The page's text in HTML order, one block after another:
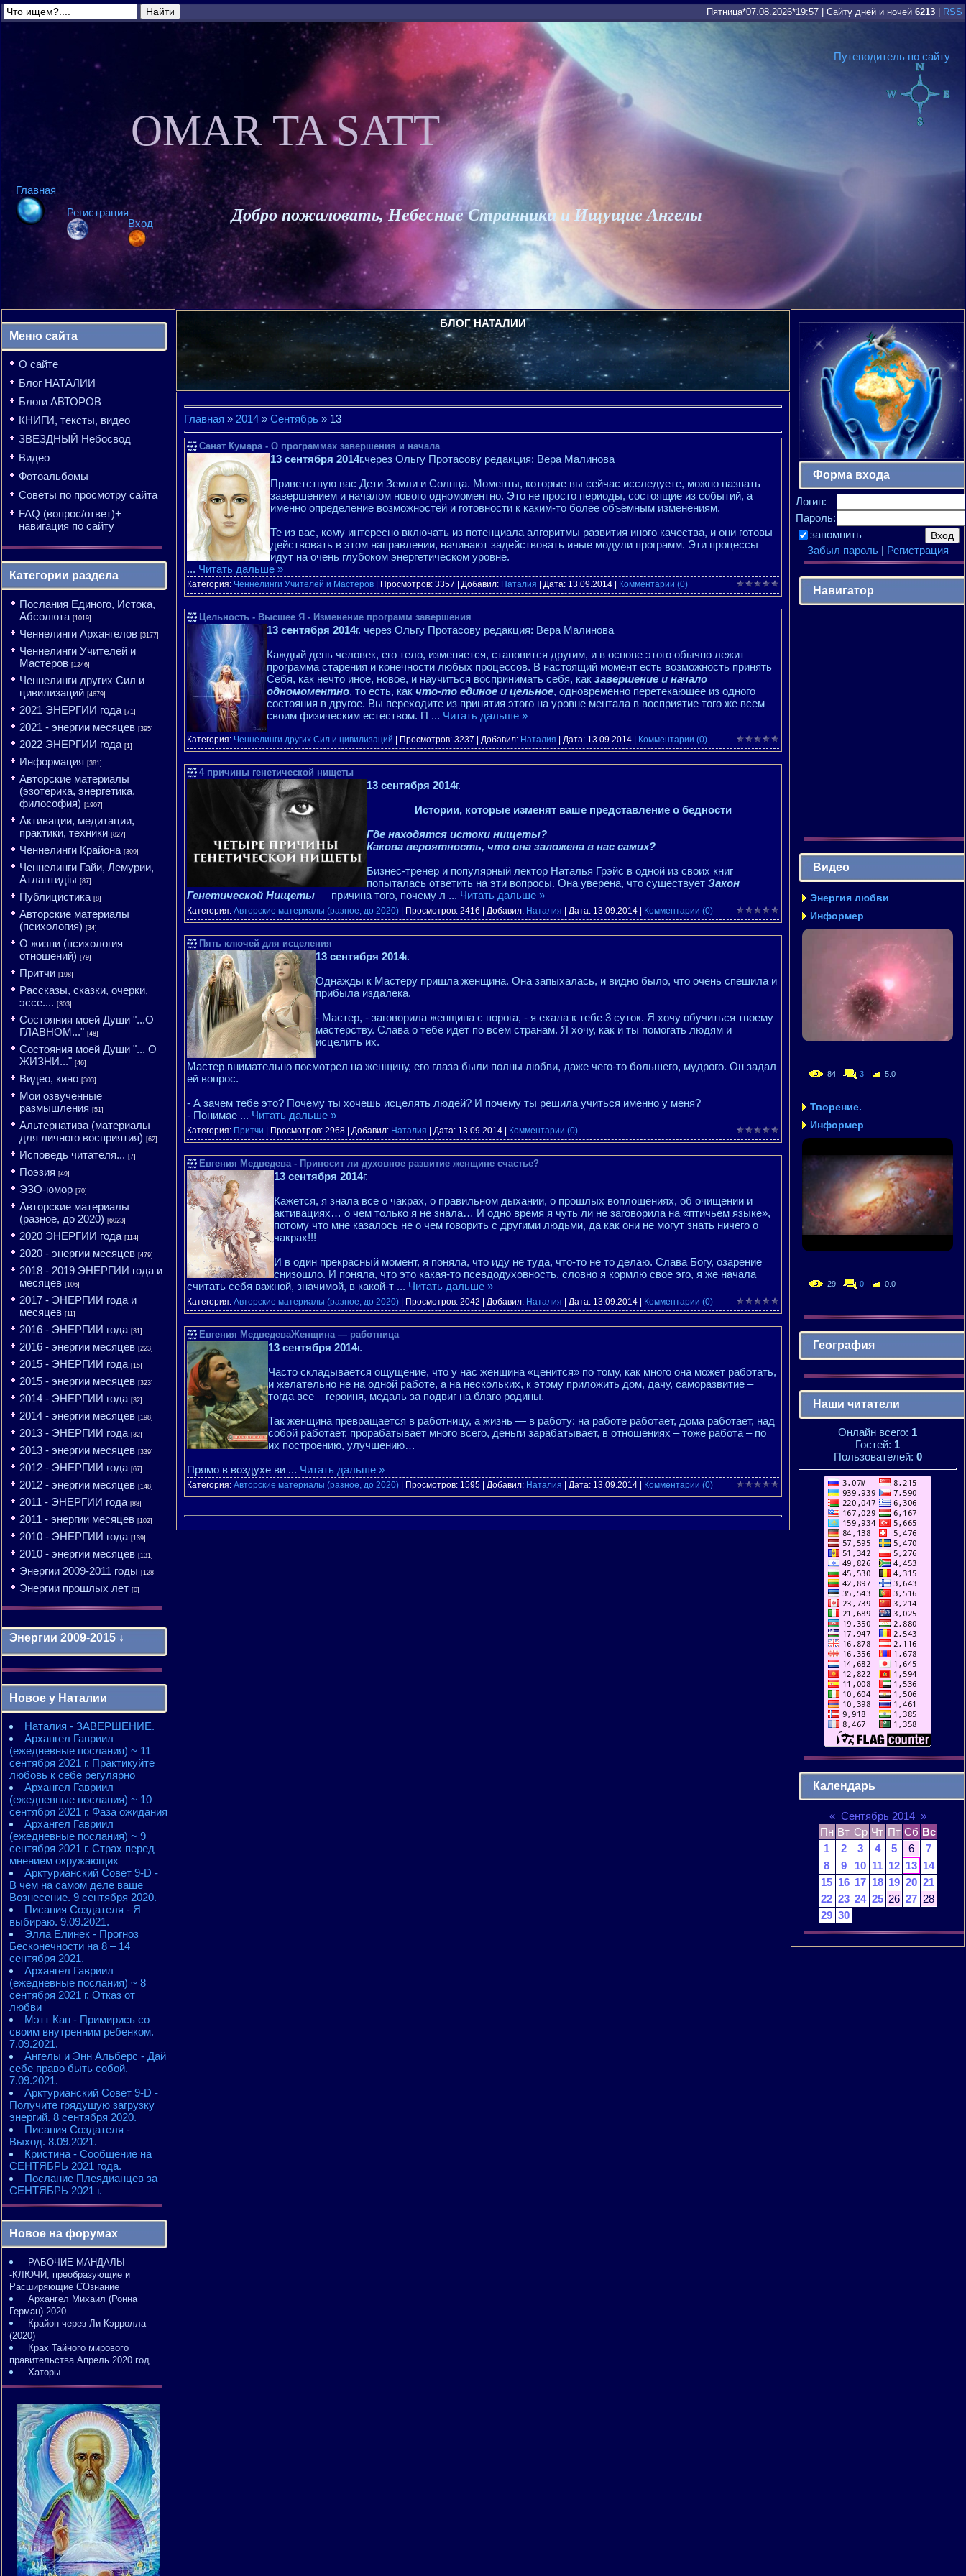
Пятница*07.08.2026*19:57 Сайту дней и ночей 6213 RSS
Путеводитель по сайту
Главная
Регистрация
Вход
OMAR TA SATT
Добро пожаловать, Небесные Странники и Ищущие Ангелы
Меню сайта
О сайте
Блог НАТАЛИИ
Блоги АВТОРОВ
КНИГИ, тексты, видео
ЗВЕЗДНЫЙ Небосвод
Видео
Фотоальбомы
Советы по просмотру сайта
FAQ (вопрос/ответ)+
навигация по сайту
Категории раздела
Послания Единого, Истока,
Абсолюта [1019]
Ченнелинги Архангелов [3177]
Ченнелинги Учителей и
Мастеров [1246]
Ченнелинги других Сил и
цивилизаций [4679]
2021 ЭНЕРГИИ года [71]
2021 - энергии месяцев [395]
2022 ЭНЕРГИИ года [1]
Информация [381]
Авторские материалы
(эзотерика, энергетика,
философия) [1907]
Активации, медитации,
практики, техники [827]
Ченнелинги Крайона [309]
Ченнелинги Гайи, Лемурии,
Атлантидіы [87]
Публицистика [8]
Авторские материалы
(психология) [34]
О жизни (психология
отношений) [79]
Притчи [198]
Рассказы, сказки, очерки,
эссе.... [303]
Состояния моей Души "...О
ГЛАВНОМ..." [48]
Состояния моей Души "... О
ЖИЗНИ..." [46]
Видео, кино [303]
Мои озвученные
размышления [51]
Альтернатива (материалы
для личного восприятия) [62]
Исповедь читателя... [7]
Поэзия [49]
ЭЗО-юмор [70]
Авторские материалы
(разное, до 2020) [6023]
2020 ЭНЕРГИИ года [114]
2020 - энергии месяцев [479]
2018 - 2019 ЭНЕРГИИ года и
месяцев [106]
2017 - ЭНЕРГИИ года и
месяцев [11]
2016 - ЭНЕРГИИ года [31]
2016 - энергии месяцев [223]
2015 - ЭНЕРГИИ года [15]
2015 - энергии месяцев [323]
2014 - ЭНЕРГИИ года [32]
2014 - энергии месяцев [198]
2013 - ЭНЕРГИИ года [32]
2013 - энергии месяцев [339]
2012 - ЭНЕРГИИ года [67]
2012 - энергии месяцев [148]
2011 - ЭНЕРГИИ года [88]
2011 - энергии месяцев [102]
2010 - ЭНЕРГИИ года [139]
2010 - энергии месяцев [131]
Энергии 2009-2011 годы [128]
Энергии прошлых лет [0]
Энергии 2009-2015 ↓
2010 - энергии месяцев
2010 - ЭНЕРГИИ года
2011 - энергии месяцев
2011 - ЭНЕРГИИ года
2012 - энергии месяцев
2012 - ЭНЕРГИИ года
2013 - энергии месяцев
2013 - ЭНЕРГИИ года
2014 - энергии месяцев
2014 - ЭНЕРГИИ года
2015 - энергии месяцев
2015 - ЭНЕРГИИ года
Новое у Наталии
Наталия - ЗАВЕРШЕНИЕ.
Архангел Гавриил
(ежедневные послания) ~ 11
сентября 2021 г. Практикуйте
любовь к себе регулярно
Архангел Гавриил
(ежедневные послания) ~ 10
сентября 2021 г. Фаза ожидания
Архангел Гавриил
(ежедневные послания) ~ 9
сентября 2021 г. Страх перед
мнением окружающих
Арктурианский Совет 9-D -
В чем на самом деле ваше
Вознесение. 9 сентября 2020.
Писания Создателя - Я
выбираю. 9.09.2021.
Элла Елинек - Прогноз
Бесконечности на 8 – 14
сентября 2021.
Архангел Гавриил
(ежедневные послания) ~ 8
сентября 2021 г. Отказ от
любви
Мэтт Кан - Примирись со
своим внутренним ребенком.
7.09.2021.
Ангелы и Энн Альберс - Дай
себе право быть собой.
7.09.2021.
Арктурианский Совет 9-D -
Получите грядущую загрузку
энергий. 8 сентября 2020.
Писания Создателя -
Выход. 8.09.2021.
Кристина - Сообщение на
СЕНТЯБРЬ 2021 года.
Послание Плеядианцев за
СЕНТЯБРЬ 2021 г.
Новое на форумах
РАБОЧИЕ МАНДАЛЫ
-КЛЮЧИ, преобразующие и
Расширяющие СОзнание
Архангел Михаил (Ронна
Герман) 2020
Крайон через Ли Кэрролла
(2020)
Крах Тайного мирового
правительства.Апрель 2020 год.
Хаторы
БЛОГ НАТАЛИИ
Главная » 2014 » Сентябрь » 13
Санат Кумара - О программах завершения и начала
13 сентября 2014г.через Ольгу Протасову редакция: Вера Малинова
Приветствую вас Дети Земли и Солнца. Моменты, которые вы сейчас исследуете, можно назвать
завершением и началом нового одномоментно. Это не просто периоды, состоящие из событий, а
именно определение возможностей и готовности к каким-то более объёмным изменениям.
Те из вас, кому интересно включать из потенциала алгоритмы развития иного качества, и они готовы
действовать в этом направлении, начинают задействовать иные модули программ. Эти процессы
идут на очень глубоком энергетическом уровне.
... Читать дальше »
Категория: Ченнелинги Учителей и Мастеров | Просмотров: 3357 | Добавил: Наталия | Дата: 13.09.2014 Комментарии (0)
Цельность - Высшее Я - Изменение программ завершения
13 сентября 2014г. через Ольгу Протасову редакция: Вера Малинова
Каждый день человек, его тело, изменяется, становится другим, и в основе этого обычно лежит
программа старения и конечности любых процессов. В настоящий момент есть возможность принять
Себя, как нечто иное, новое, и научиться воспринимать себя, как завершение и начало
одномоментно, то есть, как что-то единое и цельное, одновременно перетекающее из одного
состояния в другое. Вы переходите из принятия этого на уровне ментала в восприятие того же всем
своим физическим естеством. П ... Читать дальше »
Категория: Ченнелинги других Сил и цивилизаций | Просмотров: 3237 | Добавил: Наталия | Дата: 13.09.2014 Комментарии (0)
4 причины генетической нищеты
13 сентября 2014г.
Истории, которые изменят ваше представление о бедности
Где находятся истоки нищеты?
Какова вероятность, что она заложена в нас самих?
Бизнес-тренер и популярный лектор Наталья Грэйс в одной из своих книг
попыталась ответить на эти вопросы. Она уверена, что существует Закон
Генетической Нищеты — причина того, почему л ... Читать дальше »
Категория: Авторские материалы (разное, до 2020) | Просмотров: 2416 | Добавил: Наталия | Дата: 13.09.2014 Комментарии (0)
Пять ключей для исцеления
13 сентября 2014г.
Однажды к Мастеру пришла женщина. Она запыхалась, и видно было, что очень спешила и
прибыла издалека.
- Мастер, - заговорила женщина с порога, - я ехала к тебе 3 суток. Я хочу обучиться твоему
мастерству. Слава о тебе идет по всем странам. Я хочу, как и ты помогать людям и
исцелить их.
Мастер внимательно посмотрел на женщину, его глаза были полны любви, даже чего-то большего, мудрого. Он задал
ей вопрос.
- А зачем тебе это? Почему ты хочешь исцелять людей? И почему ты решила учиться именно у меня?
- Понимае ... Читать дальше »
Категория: Притчи | Просмотров: 2968 | Добавил: Наталия | Дата: 13.09.2014 Комментарии (0)
Евгения Медведева - Приносит ли духовное развитие женщине счастье?
13 сентября 2014г.
Кажется, я знала все о чакрах, о правильном дыхании, о прошлых воплощениях, об очищении и
активациях… о чем только я не знала… И одно время я чуть ли не заговорила на «птичьем языке»,
потому что мне казалось не о чем говорить с другими людьми, да как они не могут знать ничего о
чакрах!!!
И в один прекрасный момент, я поняла, что иду не туда, что-то не то делаю. Слава Богу, озарение
снизошло. И поняла, что это какая-то псевдодуховность, словно я кормлю свое эго, я же начала
считать себя важной, значимой, в какой-т ... Читать дальше »
Категория: Авторские материалы (разное, до 2020) | Просмотров: 2042 | Добавил: Наталия | Дата: 13.09.2014 Комментарии (0)
Евгения МедведеваЖенщина — работница
13 сентября 2014г.
Часто складывается ощущение, что у нас женщина «ценится» по тому, как много она может работать,
и желательно не на одной работе, а на нескольких, к этому приложить дом, дачу, саморазвитие –
тогда все – героиня, медаль за подвиг на благо родины.
Так женщина превращается в работницу, а жизнь — в работу: на работе работает, дома работает, над
собой работает, прорабатывает много всего, деньги зарабатывает, в отношениях – тоже работа – по
их построению, улучшению…
Прямо в воздухе ви ... Читать дальше »
Категория: Авторские материалы (разное, до 2020) | Просмотров: 1595 | Добавил: Наталия | Дата: 13.09.2014 Комментарии (0)
Форма входа
Логин:
Пароль:
запомнить
Забыл пароль| Регистрация
Навигатор
Видео
Энергия любви
Информер
84 3 5.0
Творение.
Информер
29 0 0.0
География
Наши читатели
Онлайн всего: 1
Гостей: 1
Пользователей: 0
Календарь
« Сентябрь 2014 »
Пн Вт Ср Чт Пт Сб Вс
1
2 3 4 5 6
7
8
9 10 11 12 13 14
15 16 17 18 19 20 21
22 23 24 25 26 27 28
29 30